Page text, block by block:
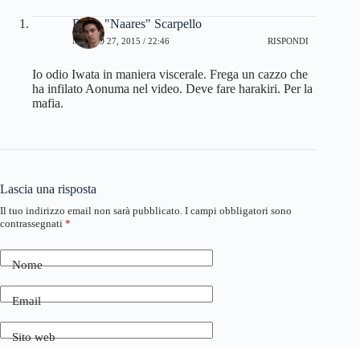
Dario "Naares" Scarpello
MARZO 27, 2015 / 22:46 RISPONDI
Io odio Iwata in maniera viscerale. Frega un cazzo che
ha infilato Aonuma nel video. Deve fare harakiri. Per la
mafia.
Lascia una risposta
Il tuo indirizzo email non sarà pubblicato. I campi obbligatori sono
contrassegnati *
Nome
Email
Sito web